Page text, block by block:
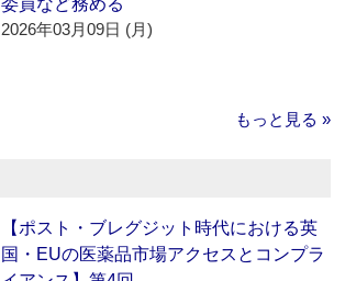
委員など務める
2026年03月09日 (月)
もっと見る »
【ポスト・ブレグジット時代における英
国・EUの医薬品市場アクセスとコンプラ